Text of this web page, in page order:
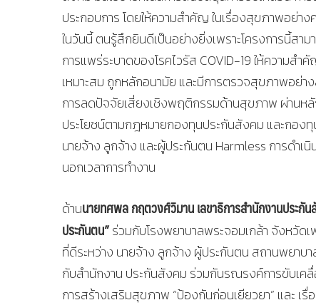
ประกอบการ โดยให้ความสําคัญ ในเรื่องสุขภาพอย่า
ในวันนี้ ตนรู้สึกยินดีเป็นอย่างยิ่งเพราะโครงการนี้ส
การแพร่ระบาดของโรคไวรัส COVID-19 ให้ความสํ
เหมาะสม ถูกหลักอนามัย และมีการตรวจสุขภาพอย่
การลดปัจจัยเสี่ยงเชิงพฤติกรรมด้านสุขภาพ ผ่านหลั
ประโยชน์ตามกฎหมายกองทุนประกันสังคม และกอง
นายจ้าง ลูกจ้าง และผู้ประกันตน Harmless การดํา
นอกเวลาการทํางาน
ด้านนายทศพล กฤตวงศ์วิมาน เลขาธิการสํานักงานประกั
ประกันตน”ร่วมกับโรงพยาบาลพระจอมเกล้า จังหวัด
ที่ดีระหว่าง นายจ้าง ลูกจ้าง ผู้ประกันตน สถานพยาบ
กับสํานักงาน ประกันสังคม ร่วมกันรณรงค์การขับเค
การสร้างเสริมสุขภาพ “ป้องกันก่อนเยียวยา” และ